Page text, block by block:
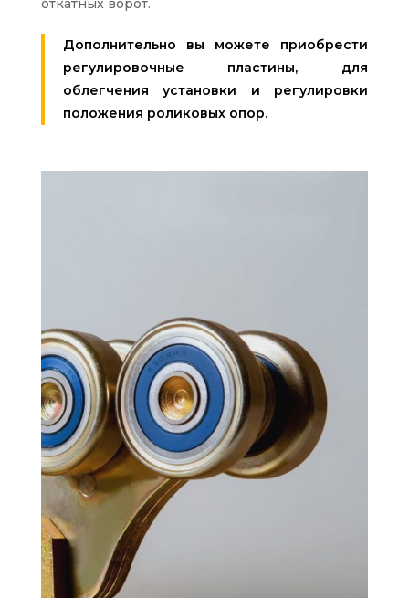
откатных ворот.
Дополнительно вы можете приобрести
регулировочные пластины, для
облегчения установки и регулировки
положения роликовых опор.